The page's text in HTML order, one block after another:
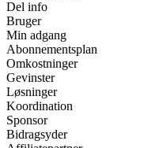
Del info
Bruger
Min adgang
Abonnementsplan
Omkostninger
Gevinster
Løsninger
Koordination
Sponsor
Bidragsyder